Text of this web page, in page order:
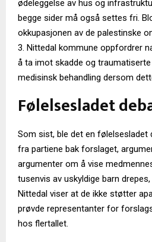
ødeleggelse av hus og
begge sider må også settes fri.
okkupasjonen av de palestinske
3. Nittedal kommune oppfordrer
å ta imot skadde og
medisinsk behandling dersom
Følelsesladet
Som sist, ble det en følelsesladet
fra partiene bak forslaget,
argumenter om å vise
tusenvis av uskyldige barn
Nittedal viser at de ikke støtter
prøvde representanter for
hos flertallet.